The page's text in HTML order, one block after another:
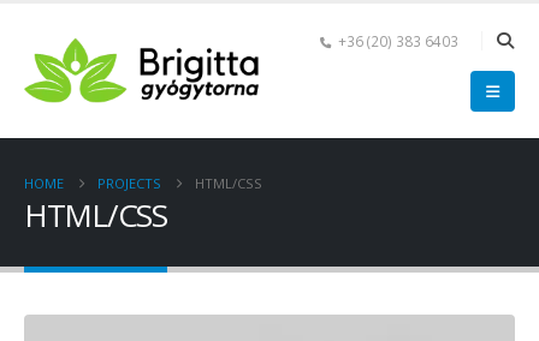
+36 (20) 383 6403
HOME PROJECTS HTML/CSS
HTML/CSS